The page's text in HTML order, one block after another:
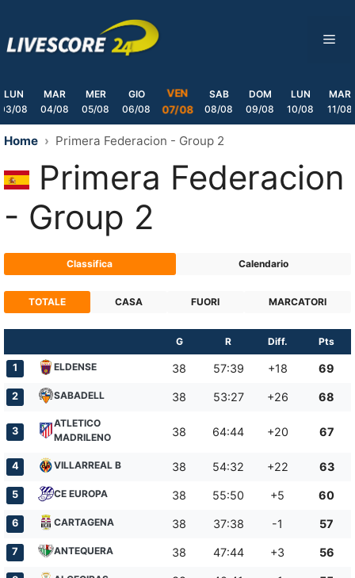
content
LUN
03/08
MAR
04/08
MER
05/08
GIO
06/08
VEN
07/08
SAB
08/08
DOM
09/08
LUN
10/08
MAR
11/08
Home Primera Federacion - Group 2
Primera Federacion
- Group 2
Classifica Calendario
TOTALE CASA FUORI MARCATORI
G R Diff. Pts
1 ELDENSE 38 57:39 +18 69
2 SABADELL 38 53:27 +26 68
3
ATLETICO
MADRILENO
38 64:44 +20 67
4 VILLARREAL B 38 54:32 +22 63
5 CE EUROPA 38 55:50 +5 60
6 CARTAGENA 38 37:38 -1 57
7 ANTEQUERA 38 47:44 +3 56